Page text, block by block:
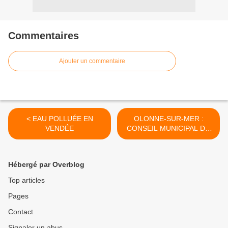
Commentaires
Ajouter un commentaire
< EAU POLLUÉE EN
VENDÉE
OLONNE-SUR-MER :
CONSEIL MUNICIPAL DU
LUNDI 23 NOVEMBRE
Hébergé par Overblog
Top articles
Pages
Contact